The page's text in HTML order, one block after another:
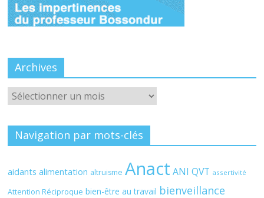
Archives
Archives
Navigation par mots-clés
aidants alimentation altruisme Anact ANI QVT assertivité
Attention Réciproque bien-être au travail bienveillance